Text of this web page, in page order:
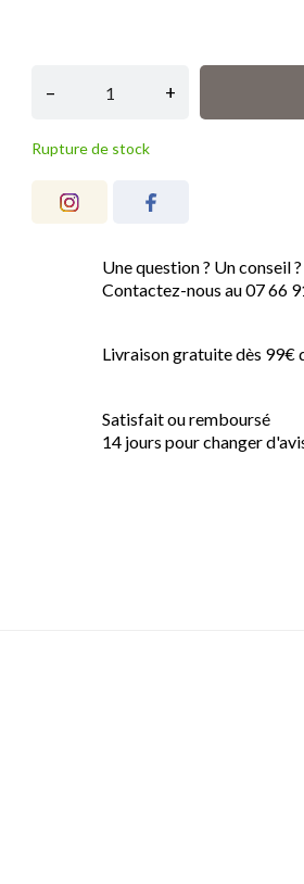
– +
Rupture de stock
Une question ? Un conseil ?
Contactez-nous au 07 66
Livraison gratuite dès 99€
Satisfait ou remboursé
14 jours pour changer